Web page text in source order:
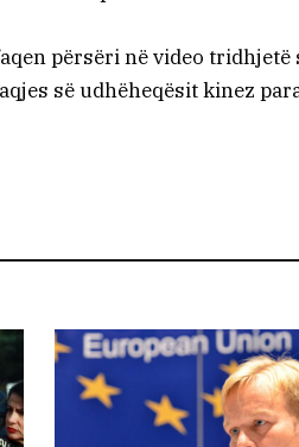
përsëri në video
së udhëheqësit kinez